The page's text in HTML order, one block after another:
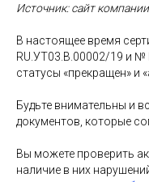
Источник: сайт
В настоящее время
RU.УТ03.В.00002/19 и
статусы «прекращен» и
Будьте внимательны и
документов, которые
Вы можете проверить
наличие в них